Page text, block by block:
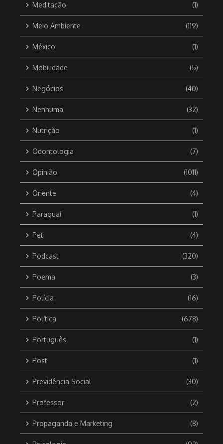
Meditação (1)
Meio Ambiente (119)
México (1)
Mobilidade (5)
Negócios (40)
Nenhuma (32)
Nutrição (1)
Odontologia (7)
Opinião (1011)
Oriente (4)
Paraguai (1)
Pet (4)
Podcast (320)
Poema (3)
Polícia (16)
Política (678)
Português (1)
Post (1)
Previdência Social (30)
Professor (2)
Propaganda e Marketing (8)